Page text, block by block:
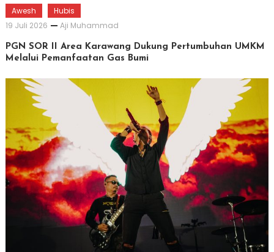
Awesh
Hubis
19 Juli 2026
Aji Muhammad
PGN SOR II Area Karawang Dukung Pertumbuhan UMKM
Melalui Pemanfaatan Gas Bumi